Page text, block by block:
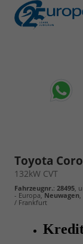
Toyota
132kW CVT
Fahrzeugnr.: 28495,
- Europa,Neuwagen
/ Frankfurt